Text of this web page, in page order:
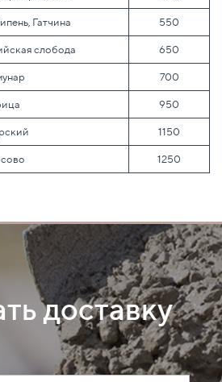
Гатчина 550
слобода 650
700
950
1150
1250
доставку